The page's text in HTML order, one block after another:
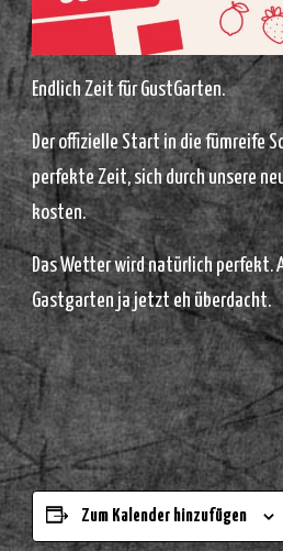
Endlich Zeit für GustGarten.
Der offizielle Start in die fümreife
perfekte Zeit, sich durch unsere
kosten.
Das Wetter wird natürlich perfekt.
Gastgarten ja jetzt eh überdacht.
Zum Kalender hinzufügen